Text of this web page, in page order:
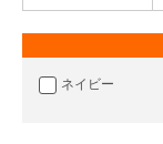
ネイビー